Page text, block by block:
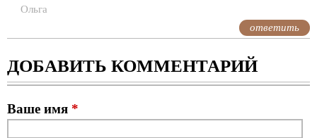
Ольга
ответить
ДОБАВИТЬ КОММЕНТАРИЙ
Ваше имя *